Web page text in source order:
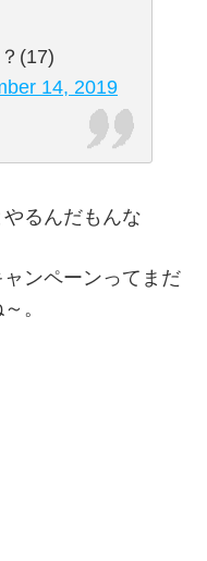
(17)
14, 2019
るんだもんな
ンペーンってまだ
。